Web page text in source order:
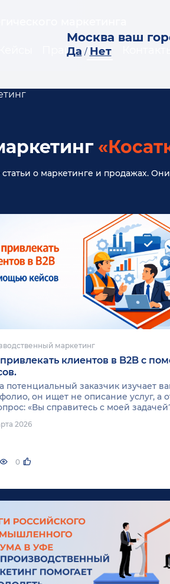
Москва ваш
Да / Нет
Прайс Блог
о маркетинге и продажах.
маркетинг
клиентов в B2B с
потенциальный заказчик изучает
он ищет не описание услуг, а
«Вы справитесь с моей
2026
0